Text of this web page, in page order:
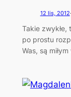
12 lis, 2012
Takie
po prostu
Was, są